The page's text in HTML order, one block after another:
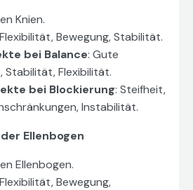
Knien.
Bewegung, Stabilität.
bei Balance: Gute
Stabilität, Flexibilität.
bei Blockierung: Steifheit,
Instabilität.
Ellenbogen
Ellenbogen.
Bewegung,